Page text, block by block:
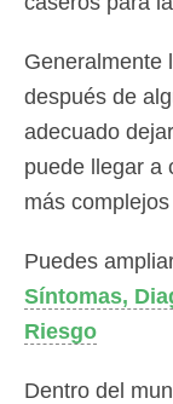
Generalmente
después de
adecuado
puede llegar a
más
Puedes
Síntomas,
Riesgo
Dentro del